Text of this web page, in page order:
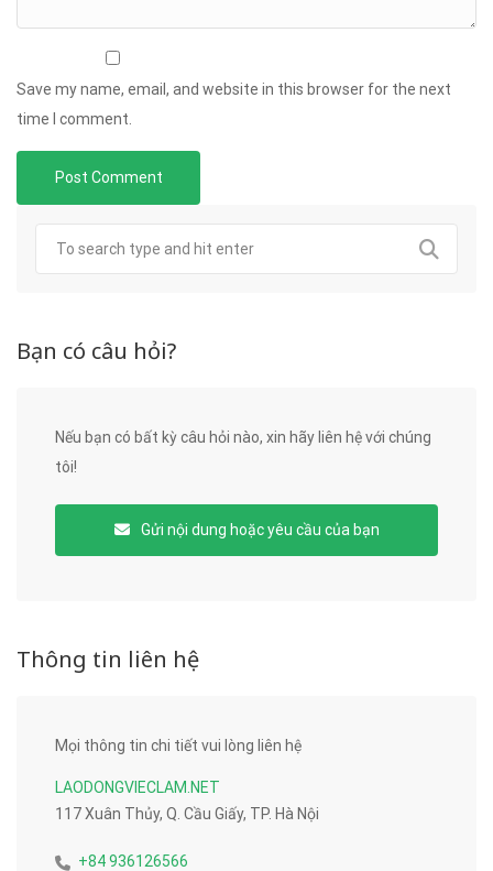
Save my name, email, and website in this browser for the next
time I comment.
Bạn có câu hỏi?
Nếu bạn có bất kỳ câu hỏi nào, xin hãy liên hệ với chúng
tôi!
Gửi nội dung hoặc yêu cầu của bạn
Thông tin liên hệ
Mọi thông tin chi tiết vui lòng liên hệ
LAODONGVIECLAM.NET
117 Xuân Thủy, Q. Cầu Giấy, TP. Hà Nội
+84 936126566